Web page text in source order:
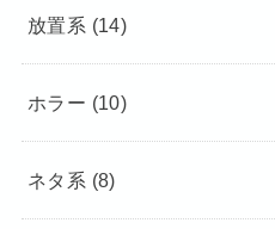
放置系 (14)
ホラー (10)
ネタ系 (8)